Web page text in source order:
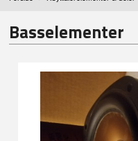
Basselementer